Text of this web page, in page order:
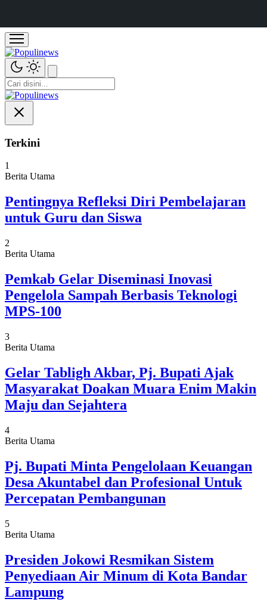
Terkini
1
Berita Utama
Pentingnya Refleksi Diri Pembelajaran
untuk Guru dan Siswa
2
Berita Utama
Pemkab Gelar Diseminasi Inovasi
Pengelola Sampah Berbasis Teknologi
MPS-100
3
Berita Utama
Gelar Tabligh Akbar, Pj. Bupati Ajak
Masyarakat Doakan Muara Enim Makin
Maju dan Sejahtera
4
Berita Utama
Pj. Bupati Minta Pengelolaan Keuangan
Desa Akuntabel dan Profesional Untuk
Percepatan Pembangunan
5
Berita Utama
Presiden Jokowi Resmikan Sistem
Penyediaan Air Minum di Kota Bandar
Lampung